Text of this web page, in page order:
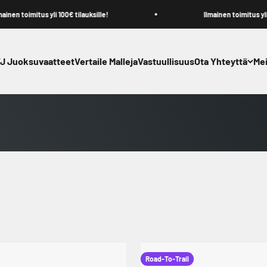
toimitus yli 100€ tilauksille! Ilmainen toimitus yli
JuoksuvaatteetVertaile MallejaVastuullisuusOta Yhteyttä
Road-To-Trail